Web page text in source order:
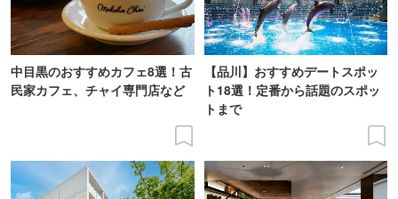
中目黒のおすすめカフェ8選！古
民家カフェ、チャイ専門店など
【品川】おすすめデートスポッ
ト18選！定番から話題のスポッ
トまで